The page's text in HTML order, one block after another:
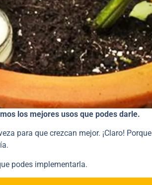
los mejores usos que podes darle.
para que crezcan mejor. ¡Claro! Porque
podes implementarla.